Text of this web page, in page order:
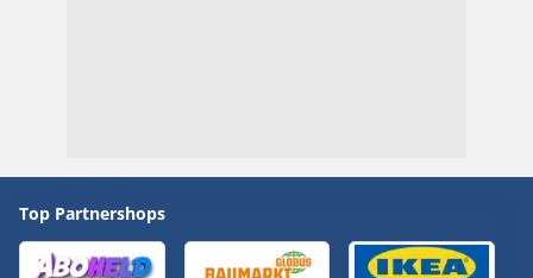
Top Partnershops